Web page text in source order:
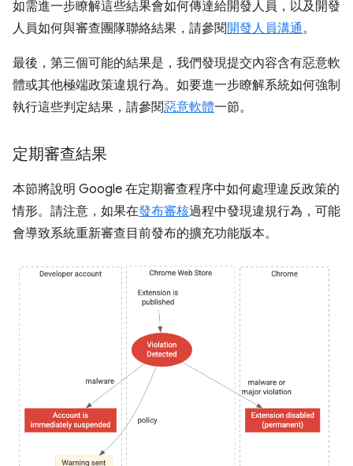
如需進一步瞭解這些結果會如何傳達給開發人員，以及開發
人員如何與審查團隊聯絡結果，請參閱 開發人員溝通。
最後，第三個可能的結果是，我們發現提交內容含有惡意軟
體或其他極端政策違規行為。如要進一步瞭解系統如何強制
執行這些判定結果，請參閱惡意軟體一節。
定期審查結果
本節將說明 Google 在定期審查程序中如何處理違反政策的
情形。請注意，如果在發布審核過程中發現違規行為，可能
會導致系統重新審查目前發布的擴充功能版本。